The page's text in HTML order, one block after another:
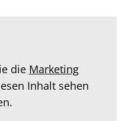
die Marketing
Inhalt sehen